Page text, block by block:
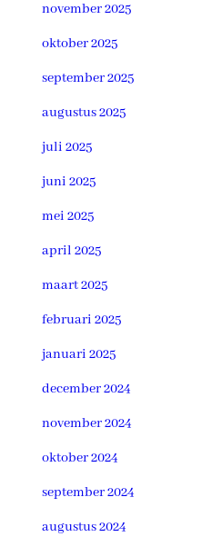
november 2025
oktober 2025
september 2025
augustus 2025
juli 2025
juni 2025
mei 2025
april 2025
maart 2025
februari 2025
januari 2025
december 2024
november 2024
oktober 2024
september 2024
augustus 2024